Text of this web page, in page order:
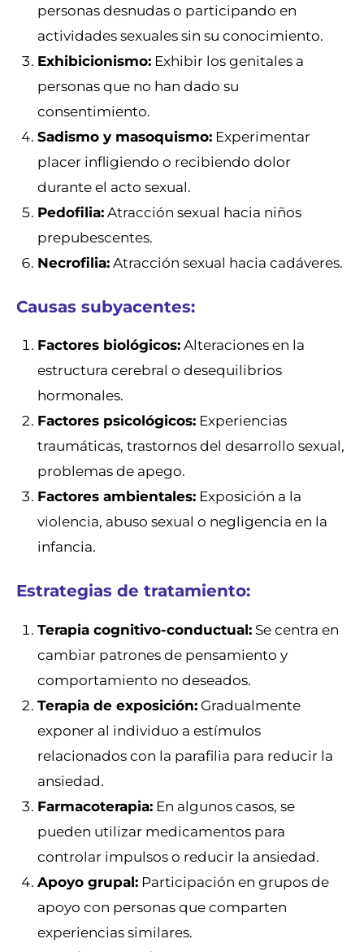
personas desnudas o participando en
actividades sexuales sin su conocimiento.
Exhibicionismo: Exhibir los genitales a
personas que no han dado su
consentimiento.
Sadismo y masoquismo: Experimentar
placer infligiendo o recibiendo dolor
durante el acto sexual.
Pedofilia:Atracción sexual hacia niños
prepubescentes.
Necrofilia:Atracción sexual hacia cadáveres.
Causas subyacentes:
Factores biológicos:Alteraciones en la
estructura cerebral o desequilibrios
hormonales.
Factores psicológicos: Experiencias
traumáticas, trastornos del desarrollo sexual,
problemas de apego.
Factores ambientales: Exposición a la
violencia, abuso sexual o negligencia en la
infancia.
Estrategias de tratamiento:
Terapia cognitivo-conductual: Se centra en
cambiar patrones de pensamiento y
comportamiento no deseados.
Terapia de exposición: Gradualmente
exponer al individuo a estímulos
relacionados con la parafilia para reducir la
ansiedad.
Farmacoterapia: En algunos casos, se
pueden utilizar medicamentos para
controlar impulsos o reducir la ansiedad.
Apoyo grupal: Participación en grupos de
apoyo con personas que comparten
experiencias similares.